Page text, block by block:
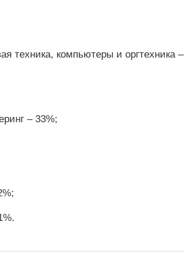
техника, компьютеры и оргтехника –
– 33%;